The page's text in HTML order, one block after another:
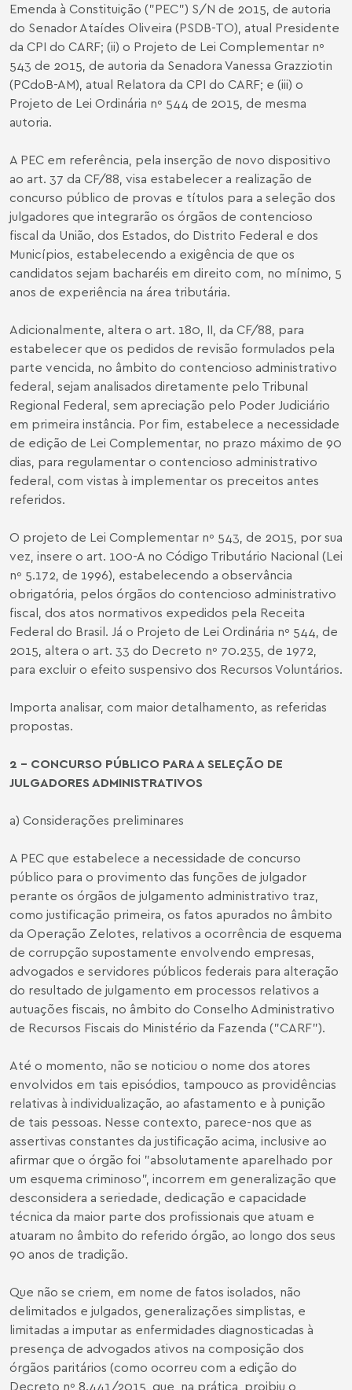
Emenda à Constituição ("PEC") S/N de 2015, de autoria
do Senador Ataídes Oliveira (PSDB-TO), atual Presidente
da CPI do CARF; (ii) o Projeto de Lei Complementar nº
543 de 2015, de autoria da Senadora Vanessa Grazziotin
(PCdoB-AM), atual Relatora da CPI do CARF; e (iii) o
Projeto de Lei Ordinária nº 544 de 2015, de mesma
autoria.
A PEC em referência, pela inserção de novo dispositivo
ao art. 37 da CF/88, visa estabelecer a realização de
concurso público de provas e títulos para a seleção dos
julgadores que integrarão os órgãos de contencioso
fiscal da União, dos Estados, do Distrito Federal e dos
Municípios, estabelecendo a exigência de que os
candidatos sejam bacharéis em direito com, no mínimo, 5
anos de experiência na área tributária.
Adicionalmente, altera o art. 180, II, da CF/88, para
estabelecer que os pedidos de revisão formulados pela
parte vencida, no âmbito do contencioso administrativo
federal, sejam analisados diretamente pelo Tribunal
Regional Federal, sem apreciação pelo Poder Judiciário
em primeira instância. Por fim, estabelece a necessidade
de edição de Lei Complementar, no prazo máximo de 90
dias, para regulamentar o contencioso administrativo
federal, com vistas à implementar os preceitos antes
referidos.
O projeto de Lei Complementar nº 543, de 2015, por sua
vez, insere o art. 100-A no Código Tributário Nacional (Lei
nº 5.172, de 1996), estabelecendo a observância
obrigatória, pelos órgãos do contencioso administrativo
fiscal, dos atos normativos expedidos pela Receita
Federal do Brasil. Já o Projeto de Lei Ordinária nº 544, de
2015, altera o art. 33 do Decreto nº 70.235, de 1972,
para excluir o efeito suspensivo dos Recursos Voluntários.
Importa analisar, com maior detalhamento, as referidas
propostas.
2 - CONCURSO PÚBLICO PARA A SELEÇÃO DE
JULGADORES ADMINISTRATIVOS
a) Considerações preliminares
A PEC que estabelece a necessidade de concurso
público para o provimento das funções de julgador
perante os órgãos de julgamento administrativo traz,
como justificação primeira, os fatos apurados no âmbito
da Operação Zelotes, relativos a ocorrência de esquema
de corrupção supostamente envolvendo empresas,
advogados e servidores públicos federais para alteração
do resultado de julgamento em processos relativos a
autuações fiscais, no âmbito do Conselho Administrativo
de Recursos Fiscais do Ministério da Fazenda ("CARF").
Até o momento, não se noticiou o nome dos atores
envolvidos em tais episódios, tampouco as providências
relativas à individualização, ao afastamento e à punição
de tais pessoas. Nesse contexto, parece-nos que as
assertivas constantes da justificação acima, inclusive ao
afirmar que o órgão foi "absolutamente aparelhado por
um esquema criminoso", incorrem em generalização que
desconsidera a seriedade, dedicação e capacidade
técnica da maior parte dos profissionais que atuam e
atuaram no âmbito do referido órgão, ao longo dos seus
90 anos de tradição.
Que não se criem, em nome de fatos isolados, não
delimitados e julgados, generalizações simplistas, e
limitadas a imputar as enfermidades diagnosticadas à
presença de advogados ativos na composição dos
órgãos paritários (como ocorreu com a edição do
Decreto nº 8.441/2015, que, na prática, proibiu o